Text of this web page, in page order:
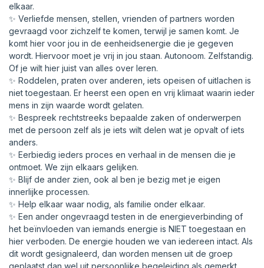
elkaar.
✨ Verliefde mensen, stellen, vrienden of partners worden
gevraagd voor zichzelf te komen, terwijl je samen komt. Je
komt hier voor jou in de eenheidsenergie die je gegeven
wordt. Hiervoor moet je vrij in jou staan. Autonoom. Zelfstandig.
Of je wilt hier juist van alles over leren.
✨ Roddelen, praten over anderen, iets opeisen of uitlachen is
niet toegestaan. Er heerst een open en vrij klimaat waarin ieder
mens in zijn waarde wordt gelaten.
✨ Bespreek rechtstreeks bepaalde zaken of onderwerpen
met de persoon zelf als je iets wilt delen wat je opvalt of iets
anders.
✨ Eerbiedig ieders proces en verhaal in de mensen die je
ontmoet. We zijn elkaars gelijken.
✨ Blijf de ander zien, ook al ben je bezig met je eigen
innerlijke processen.
✨ Help elkaar waar nodig, als familie onder elkaar.
✨ Een ander ongevraagd testen in de energieverbinding of
het beïnvloeden van iemands energie is NIET toegestaan en
hier verboden. De energie houden we van iedereen intact. Als
dit wordt gesignaleerd, dan worden mensen uit de groep
geplaatst dan wel uit persoonlijke begeleiding als gemerkt